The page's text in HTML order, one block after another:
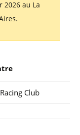
2026 au La
Racing Club